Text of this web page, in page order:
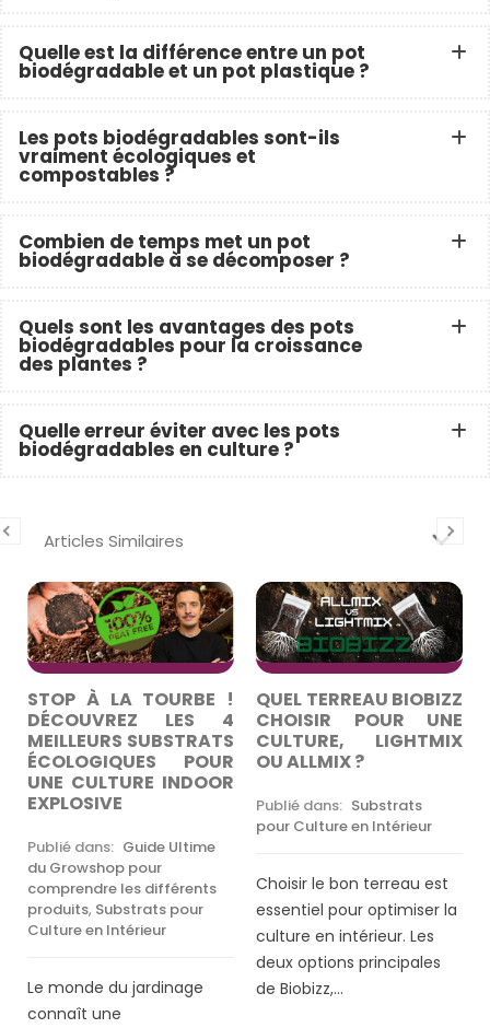
Quelle est la différence entre un pot
biodégradable et un pot plastique ?
Les pots biodégradables sont-ils
vraiment écologiques et
compostables ?
Combien de temps met un pot
biodégradable à se décomposer ?
Quels sont les avantages des pots
biodégradables pour la croissance
des plantes ?
Quelle erreur éviter avec les pots
biodégradables en culture ?
Articles Similaires
STOP À LA TOURBE !
DÉCOUVREZ LES 4
MEILLEURS SUBSTRATS
ÉCOLOGIQUES POUR
UNE CULTURE INDOOR
EXPLOSIVE
Publié dans: Guide Ultime
du Growshop pour
comprendre les différents
produits, Substrats pour
Culture en Intérieur
Le monde du jardinage
connaît une
QUEL TERREAU BIOBIZZ
CHOISIR POUR UNE
CULTURE, LIGHTMIX
OU ALLMIX ?
Publié dans: Substrats
pour Culture en Intérieur
Choisir le bon terreau est
essentiel pour optimiser la
culture en intérieur. Les
deux options principales
de Biobizz,...